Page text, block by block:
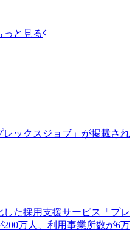
っと見る
ックスジョブ」が掲載され
た採用支援サービス「プレ
万人、利用事業所数が6万